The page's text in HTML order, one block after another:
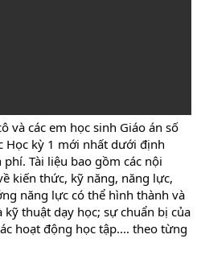
và các em học sinh Giáo án số
Học kỳ 1 mới nhất dưới định
Tài liệu bao gồm các nội
kiến thức, kỹ năng, năng lực,
năng lực có thể hình thành và
thuật dạy học; sự chuẩn bị của
hoạt động học tập.... theo từng